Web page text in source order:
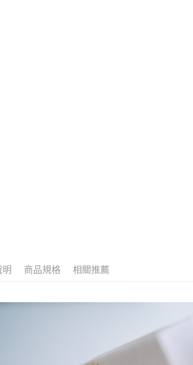
明 商品規格 相關推薦